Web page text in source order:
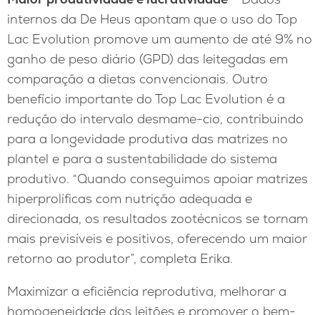
internos da De Heus apontam que o uso do Top
Lac Evolution promove um aumento de até 9% no
ganho de peso diário (GPD) das leitegadas em
comparação a dietas convencionais. Outro
benefício importante do Top Lac Evolution é a
redução do intervalo desmame-cio, contribuindo
para a longevidade produtiva das matrizes no
plantel e para a sustentabilidade do sistema
produtivo. “Quando conseguimos apoiar matrizes
hiperprolíficas com nutrição adequada e
direcionada, os resultados zootécnicos se tornam
mais previsíveis e positivos, oferecendo um maior
retorno ao produtor”, completa Erika.
Maximizar a eficiência reprodutiva, melhorar a
homogeneidade dos leitões e promover o bem-